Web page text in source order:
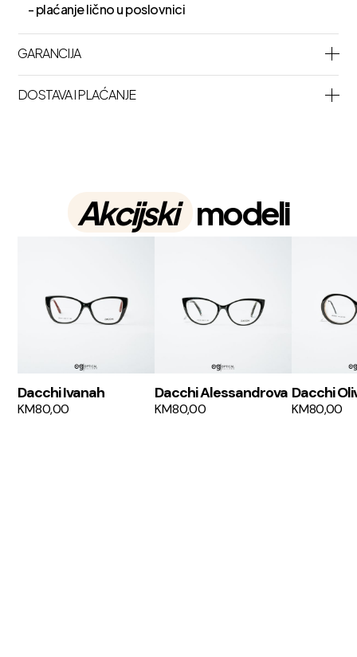
- plaćanje lično u poslovnici
GARANCIJA
DOSTAVA I PLAĆANJE
Akcijski modeli
Dacchi Ivanah
KM80,00
Dacchi Alessandrova
KM80,00
Dacchi
KM80,00